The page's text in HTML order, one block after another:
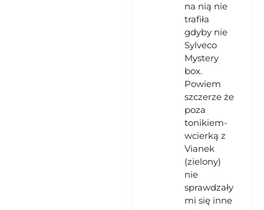
na nią nie
trafiła
gdyby nie
Sylveco
Mystery
box.
Powiem
szczerze że
poza
tonikiem-
wcierką z
Vianek
(zielony)
nie
sprawdzały
mi się inne